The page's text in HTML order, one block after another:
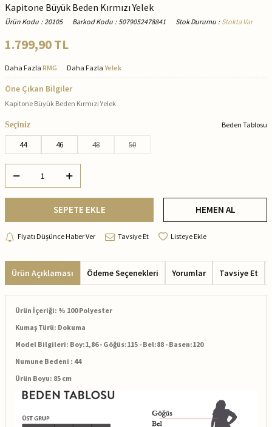
Kapitone Büyük Beden Kırmızı Yelek
Ürün Kodu : 20105 Barkod Kodu : 5079052478841 Stok Durumu : Stokta Var
1.799,90TL
Daha Fazla RMG Daha Fazla Yelek
Öne Çıkan Bilgiler
Kapitone Büyük Beden Kırmızı Yelek
Seçiniz Beden Tablosu
44 46 48 50
SEPETE EKLE HEMEN AL
Fiyatı Düşünce Haber Ver Tavsiye Et Listeye Ekle
Ürün Açıklaması Ödeme Seçenekleri Yorumlar Tavsiye Et
Ürün İçeriği: % 100 Polyester
Kumaş Türü: Dokuma
Model Bilgileri: Boy:1,86 - Göğüs:115 - Bel:88 - Basen:120
Numune Bedeni : 44
Ürün Boyu: 85 cm